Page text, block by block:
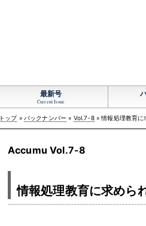
最新号
Current Issue
トップ» バックナンバー » Vol.7-8» 情報処理教育に
Accumu Vol.7-8
情報処理教育に求めら